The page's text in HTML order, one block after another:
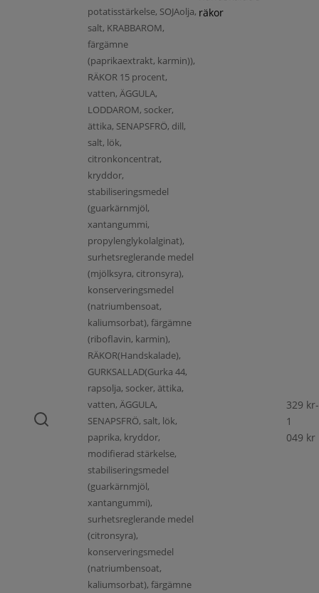
potatisstärkelse, SOJAolja,
salt, KRABBAROM,
färgämne
(paprikaextrakt, karmin)),
RÄKOR 15 procent,
vatten, ÄGGULA,
LODDAROM, socker,
ättika, SENAPSFRÖ, dill,
salt, lök,
citronkoncentrat,
kryddor,
stabiliseringsmedel
(guarkärnmjöl,
xantangummi,
propylenglykolalginat),
surhetsreglerande medel
(mjölksyra, citronsyra),
konserveringsmedel
(natriumbensoat,
kaliumsorbat), färgämne
(riboflavin, karmin),
RÄKOR(Handskalade),
GURKSALLAD(Gurka 44,
rapsolja, socker, ättika,
vatten, ÄGGULA,
SENAPSFRÖ, salt, lök,
paprika, kryddor,
modifierad stärkelse,
stabiliseringsmedel
(guarkärnmjöl,
xantangummi),
surhetsreglerande medel
(citronsyra),
konserveringsmedel
(natriumbensoat,
kaliumsorbat), färgämne
räkor
329 kr-
1
049 kr